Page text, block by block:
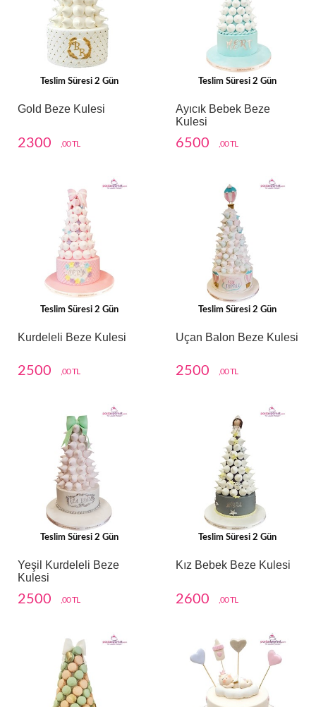
Teslim Süresi 2 Gün
Gold Beze Kulesi
2300 ,00 TL
Teslim Süresi 2 Gün
Ayıcık Bebek Beze
Kulesi
6500 ,00 TL
Teslim Süresi 2 Gün
Kurdeleli Beze Kulesi
2500 ,00 TL
Teslim Süresi 2 Gün
Uçan Balon Beze Kulesi
2500 ,00 TL
Teslim Süresi 2 Gün
Yeşil Kurdeleli Beze
Kulesi
2500 ,00 TL
Teslim Süresi 2 Gün
Kız Bebek Beze Kulesi
2600 ,00 TL